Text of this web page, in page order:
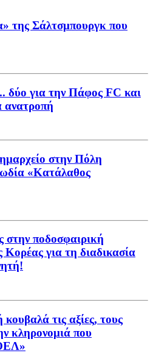
της Σάλτσμπουργκ που
δύο για την Πάφος FC και
ανατροπή
στην Πόλη
«Κατάλαθος
στην ποδοσφαιρική
για τη διαδικασία
τις αξίες, τους
κληρονομιά που